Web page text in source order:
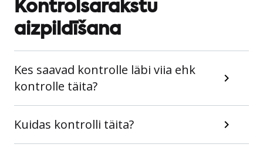
Kontrolsarakstu
aizpildīšana
Kes saavad kontrolle läbi viia ehk
kontrolle täita?
Kuidas kontrolli täita?